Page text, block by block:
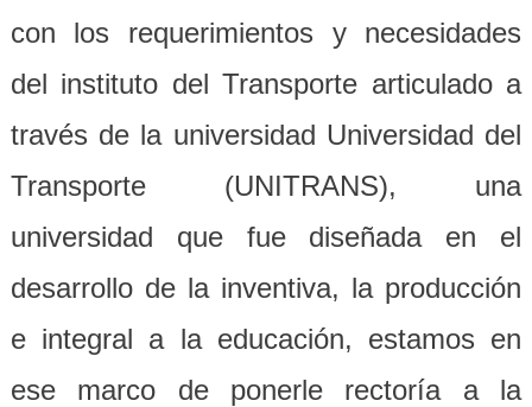
con los requerimientos y necesidades
del instituto del Transporte articulado a
través de la universidad Universidad del
Transporte (UNITRANS), una
universidad que fue diseñada en el
desarrollo de la inventiva, la producción
e integral a la educación, estamos en
ese marco de ponerle rectoría a la